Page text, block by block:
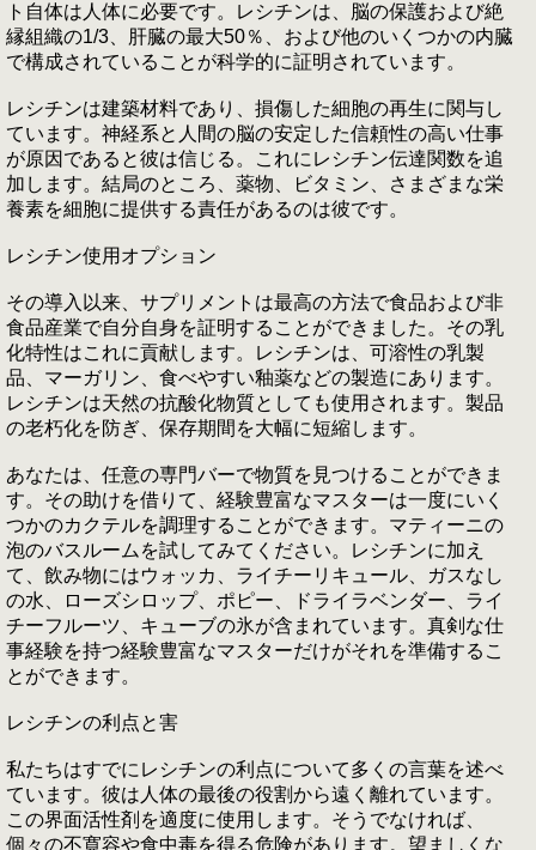
ト自体は人体に必要です。レシチンは、脳の保護および絶
縁組織の1/3、肝臓の最大50％、および他のいくつかの内臓
で構成されていることが科学的に証明されています。
レシチンは建築材料であり、損傷した細胞の再生に関与し
ています。神経系と人間の脳の安定した信頼性の高い仕事
が原因であると彼は信じる。これにレシチン伝達関数を追
加します。結局のところ、薬物、ビタミン、さまざまな栄
養素を細胞に提供する責任があるのは彼です。
レシチン使用オプション
その導入以来、サプリメントは最高の方法で食品および非
食品産業で自分自身を証明することができました。その乳
化特性はこれに貢献します。レシチンは、可溶性の乳製
品、マーガリン、食べやすい釉薬などの製造にあります。
レシチンは天然の抗酸化物質としても使用されます。製品
の老朽化を防ぎ、保存期間を大幅に短縮します。
あなたは、任意の専門バーで物質を見つけることができま
す。その助けを借りて、経験豊富なマスターは一度にいく
つかのカクテルを調理することができます。マティーニの
泡のバスルームを試してみてください。レシチンに加え
て、飲み物にはウォッカ、ライチーリキュール、ガスなし
の水、ローズシロップ、ポピー、ドライラベンダー、ライ
チーフルーツ、キューブの氷が含まれています。真剣な仕
事経験を持つ経験豊富なマスターだけがそれを準備するこ
とができます。
レシチンの利点と害
私たちはすでにレシチンの利点について多くの言葉を述べ
ています。彼は人体の最後の役割から遠く離れています。
この界面活性剤を適度に使用します。そうでなければ、
個々の不寛容や食中毒を得る危険があります。望ましくな